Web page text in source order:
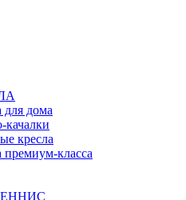
дома
качалки
кресла
класса